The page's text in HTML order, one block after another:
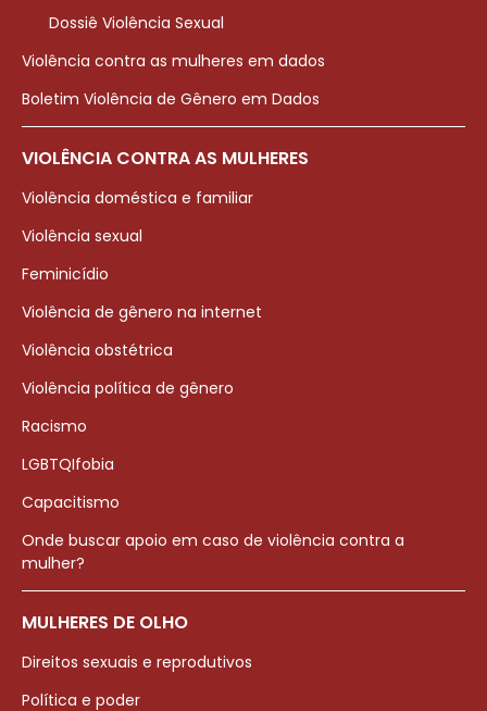
Dossiê Violência Sexual
Violência contra as mulheres em dados
Boletim Violência de Gênero em Dados
VIOLÊNCIA CONTRA AS MULHERES
Violência doméstica e familiar
Violência sexual
Feminicídio
Violência de gênero na internet
Violência obstétrica
Violência política de gênero
Racismo
LGBTQIfobia
Capacitismo
Onde buscar apoio em caso de violência contra a
mulher?
MULHERES DE OLHO
Direitos sexuais e reprodutivos
Política e poder